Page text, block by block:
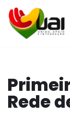
Pular
para
Rede